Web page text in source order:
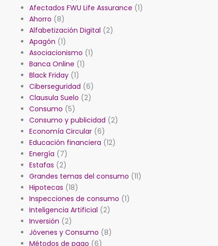
Afectados FWU Life Assurance (1)
Ahorro (8)
Alfabetización Digital (2)
Apagón (1)
Asociacionismo (1)
Banca Online (1)
Black Friday(1)
Ciberseguridad (6)
Clausula Suelo (2)
Consumo (5)
Consumo y publicidad (2)
Economía Circular(6)
Educación financiera (12)
Energía (7)
Estafas (2)
Grandes temas del consumo (11)
Hipotecas (18)
Inspecciones de consumo (1)
Inteligencia Artificial (2)
Inversión (2)
Jóvenes y Consumo (8)
Métodos de pago (6)